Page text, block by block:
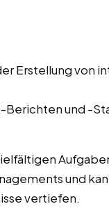
Erstellung von
Berichten und -
und
vertiefen.